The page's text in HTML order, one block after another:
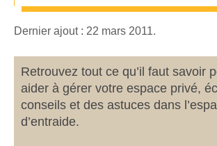
Dernier ajout : 22 mars 2011.
Retrouvez tout ce qu’il faut savoir
aider à gérer votre espace privé,
conseils et des astuces dans
d’entraide.